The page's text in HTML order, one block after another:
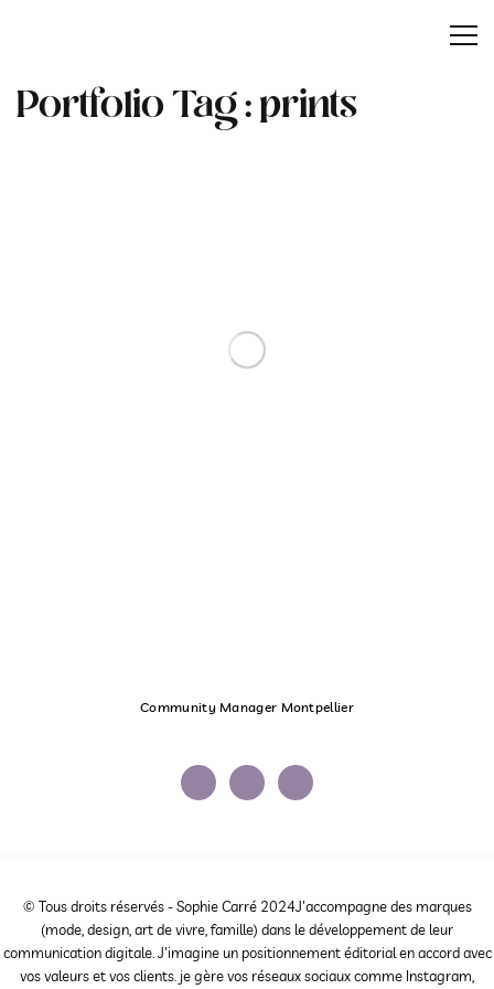
Portfolio Tag :prints
Community Manager Montpellier
© Tous droits réservés - Sophie Carré 2024J'accompagne des marques
(mode, design, art de vivre, famille) dans le développement de leur
communication digitale. J'imagine un positionnement éditorial en accord avec
vos valeurs et vos clients. je gère vos réseaux sociaux comme Instagram,